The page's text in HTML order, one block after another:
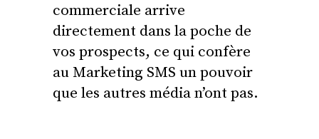
commerciale arrive
directement dans la poche de
vos prospects, ce qui confère
au Marketing SMS un pouvoir
que les autres média n’ont pas.